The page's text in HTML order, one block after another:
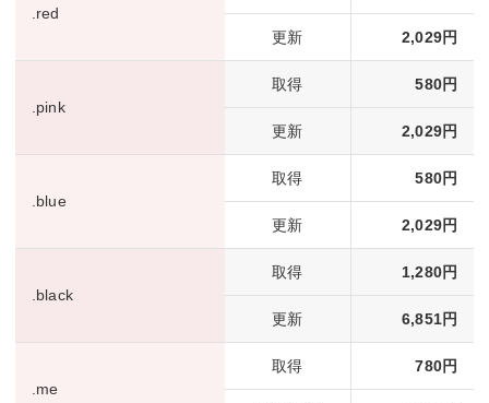
.red
更新 2,029円
.pink
取得 580円
更新 2,029円
.blue
取得 580円
更新 2,029円
.black
取得 1,280円
更新 6,851円
.me
取得 780円